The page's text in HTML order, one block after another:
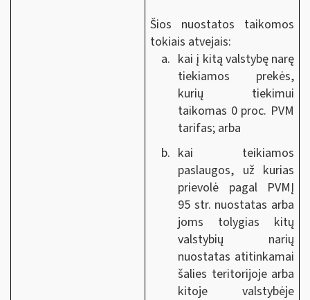
Šios nuostatos taikomos
tokiais atvejais:
kai į kitą valstybę narę
tiekiamos prekės,
kurių tiekimui
taikomas 0 proc. PVM
tarifas; arba
kai teikiamos
paslaugos, už kurias
prievolė pagal PVMĮ
95 str. nuostatas arba
joms tolygias kitų
valstybių narių
nuostatas atitinkamai
šalies teritorijoje arba
kitoje valstybėje